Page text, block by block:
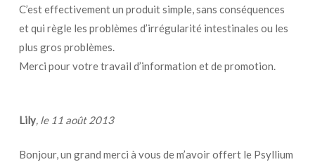
C’est effectivement un produit simple, sans conséquences
et qui règle les problèmes d’irrégularité intestinales ou les
plus gros problèmes.
Merci pour votre travail d’information et de promotion.
Lily, le 11 août 2013
Bonjour, un grand merci à vous de m’avoir offert le Psyllium